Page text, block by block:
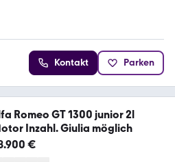
Kontakt Parken
Romeo GT 1300 junior 2l
Inzahl. Giulia möglich
€